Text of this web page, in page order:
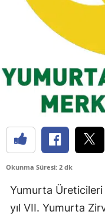
Okunma Süresi: 2 dk
Yumurta
yıl VII. Yumurta